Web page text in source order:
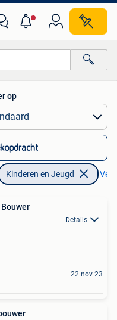
op
Kinderen en Jeugd
Details
22 nov 23